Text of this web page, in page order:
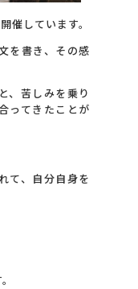
催しています。
を書き、その感
、苦しみを乗り
ってきたことが
て、自分自身を